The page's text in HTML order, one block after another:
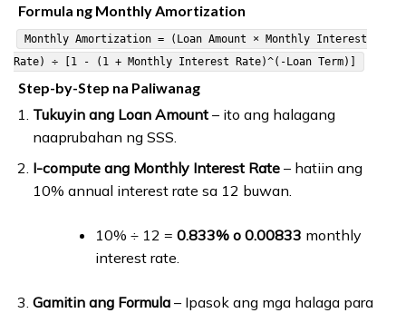
Formula ng Monthly Amortization
Monthly Amortization = (Loan Amount × Monthly Interest
Rate) ÷ [1 - (1 + Monthly Interest Rate)^(-Loan Term)]
Step-by-Step na Paliwanag
Tukuyin ang Loan Amount– ito ang halagang
naaprubahan ng SSS.
I-compute ang Monthly Interest Rate– hatiin ang
10% annual interest rate sa 12 buwan.
10% ÷ 12 = 0.833% o 0.00833 monthly
interest rate.
Gamitin ang Formula– Ipasok ang mga halaga para